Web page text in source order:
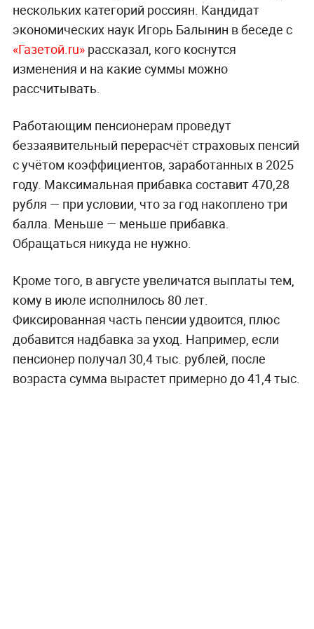
нескольких категорий россиян. Кандидат
экономических наук Игорь Балынин в беседе с
«Газетой.ru»рассказал, кого коснутся
изменения и на какие суммы можно
рассчитывать.
Работающим пенсионерам проведут
беззаявительный перерасчёт страховых пенсий
с учётом коэффициентов, заработанных в 2025
году. Максимальная прибавка составит 470,28
рубля — при условии, что за год накоплено три
балла. Меньше — меньше прибавка.
Обращаться никуда не нужно.
Кроме того, в августе увеличатся выплаты тем,
кому в июле исполнилось 80 лет.
Фиксированная часть пенсии удвоится, плюс
добавится надбавка за уход. Например, если
пенсионер получал 30,4 тыс. рублей, после
возраста сумма вырастет примерно до 41,4 тыс.